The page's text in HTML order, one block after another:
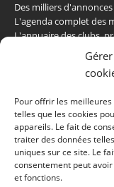
Pour offrir les
telles que les cookies
appareils. Le fait de
traiter des données
uniques sur ce site. Le
consentement peut
et fonctions.
Des milliers
L'agenda complet des
L'annuaire des clubs,
La cote et les ventes
La Boutique du
CONTACTEZ-NOUS
LA VIE DE L'AUTO
BP 40419
77309 Fontainebleau